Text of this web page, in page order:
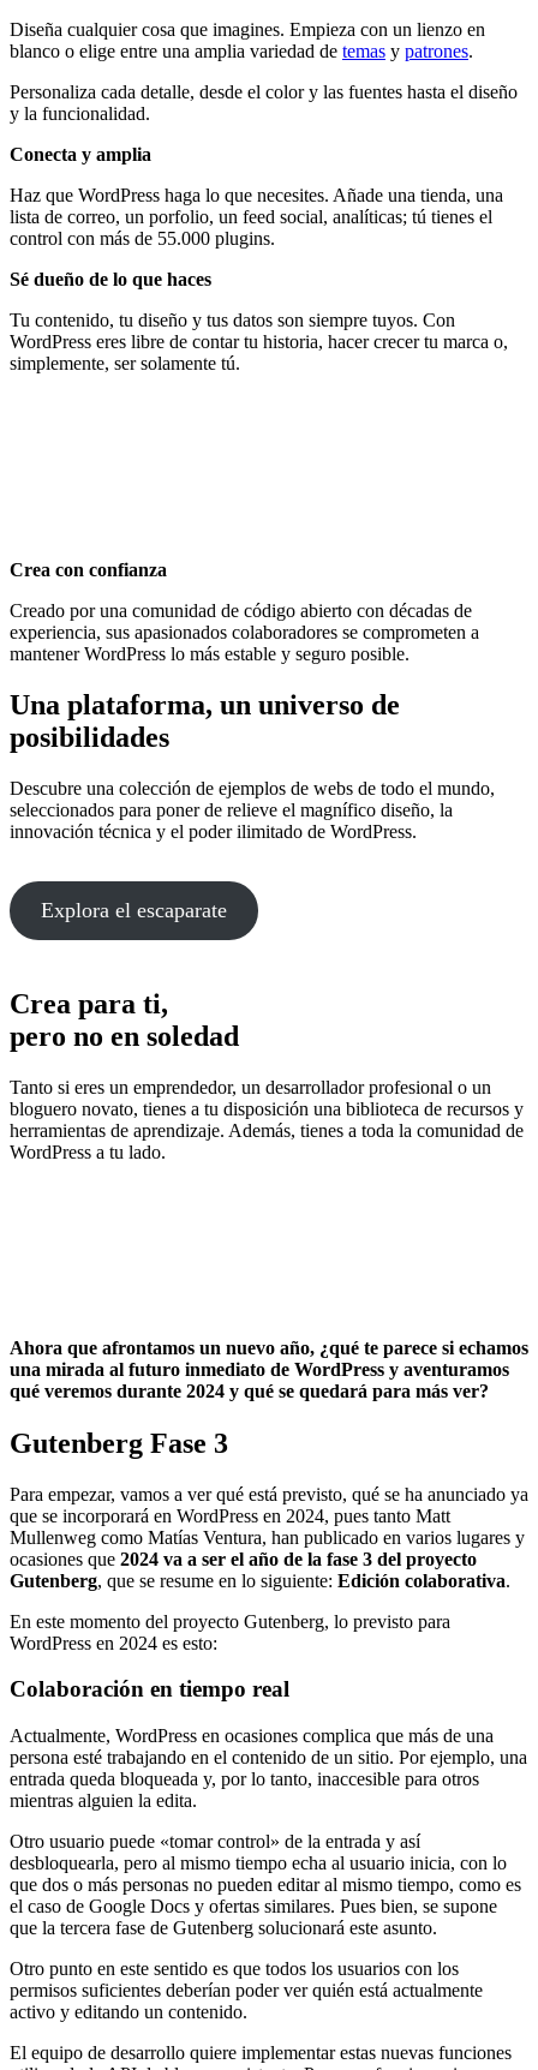
Diseña cualquier cosa que imagines. Empieza con un lienzo en
blanco o elige entre una amplia variedad de temas y patrones.
Personaliza cada detalle, desde el color y las fuentes hasta el diseño
y la funcionalidad.
Conecta y amplia
Haz que WordPress haga lo que necesites. Añade una tienda, una
lista de correo, un porfolio, un feed social, analíticas; tú tienes el
control con más de 55.000 plugins.
Sé dueño de lo que haces
Tu contenido, tu diseño y tus datos son siempre tuyos. Con
WordPress eres libre de contar tu historia, hacer crecer tu marca o,
simplemente, ser solamente tú.
Crea con confianza
Creado por una comunidad de código abierto con décadas de
experiencia, sus apasionados colaboradores se comprometen a
mantener WordPress lo más estable y seguro posible.
Una plataforma, un universo de
posibilidades
Descubre una colección de ejemplos de webs de todo el mundo,
seleccionados para poner de relieve el magnífico diseño, la
innovación técnica y el poder ilimitado de WordPress.
Explora el escaparate
Crea para ti,
pero no en soledad
Tanto si eres un emprendedor, un desarrollador profesional o un
bloguero novato, tienes a tu disposición una biblioteca de recursos y
herramientas de aprendizaje. Además, tienes a toda la comunidad de
WordPress a tu lado.
Ahora que afrontamos un nuevo año, ¿qué te parece si echamos
una mirada al futuro inmediato de WordPress y aventuramos
qué veremos durante 2024 y qué se quedará para más ver?
Gutenberg Fase 3
Para empezar, vamos a ver qué está previsto, qué se ha anunciado ya
que se incorporará en WordPress en 2024, pues tanto Matt
Mullenweg como Matías Ventura, han publicado en varios lugares y
ocasiones que 2024 va a ser el año de la fase 3 del proyecto
Gutenberg, que se resume en lo siguiente: Edición colaborativa.
En este momento del proyecto Gutenberg, lo previsto para
WordPress en 2024 es esto:
Colaboración en tiempo real
Actualmente, WordPress en ocasiones complica que más de una
persona esté trabajando en el contenido de un sitio. Por ejemplo, una
entrada queda bloqueada y, por lo tanto, inaccesible para otros
mientras alguien la edita.
Otro usuario puede «tomar control» de la entrada y así
desbloquearla, pero al mismo tiempo echa al usuario inicia, con lo
que dos o más personas no pueden editar al mismo tiempo, como es
el caso de Google Docs y ofertas similares. Pues bien, se supone
que la tercera fase de Gutenberg solucionará este asunto.
Otro punto en este sentido es que todos los usuarios con los
permisos suficientes deberían poder ver quién está actualmente
activo y editando un contenido.
El equipo de desarrollo quiere implementar estas nuevas funciones